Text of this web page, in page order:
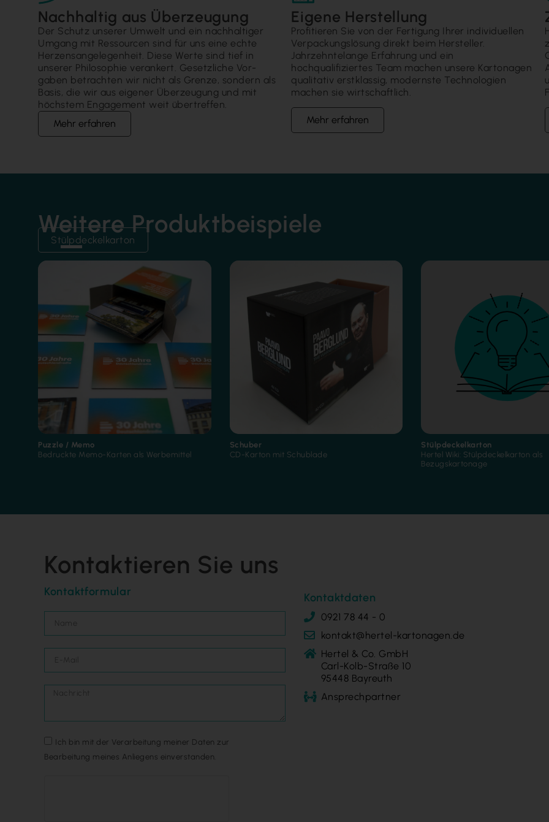
Nachhaltig aus Überzeugung
Der Schutz unserer Um­welt und ein nach­haltiger
Um­gang mit Ressour­cen sind für uns eine echte
Herzens­ange­legen­heit. Diese Werte sind tief in
unserer Philo­sophie veran­kert. Gesetz­liche Vor­
gaben betrach­ten wir nicht als Grenze, sondern als
Basis, die wir aus eigener Über­zeugung und mit
höchs­tem Engage­ment weit über­treffen.
Mehr erfahren
Eigene Herstellung
Profitieren Sie von der Fertigung Ihrer individuellen
Verpackungslösung direkt beim Hersteller.
Jahrzehntelange Erfahrung und ein
hochqualifiziertes Team machen unsere Kartonagen
qualitativ erstklassig, modernste Technologien
machen sie wirtschaftlich.
Mehr erfahren
Weitere Produktbeispiele
Stülpdeckelkarton
Puzzle / Memo
Bedruckte Memo-Karten als Werbemittel
Schuber
CD-Karton mit Schublade
Stülpdeckelkarton
Hertel Wiki: Stülpdeckelkarton als
Bezugskartonage
Kontaktieren Sie uns
Kontaktformular
Ich bin mit der Verarbeitung meiner Daten zur
Bearbeitung meines Anliegens einverstanden.
Kontaktdaten
0921 78 44 - 0
kontakt@hertel-kartonagen.de
Hertel & Co. GmbH
Carl-Kolb-Straße 10
95448 Bayreuth
Ansprechpartner